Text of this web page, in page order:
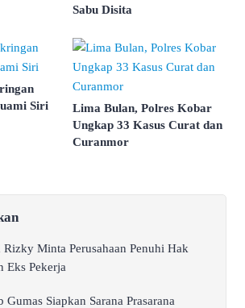
Sabu Disita
Siri
Lima Bulan, Polres Kobar
Ungkap 33 Kasus Curat dan
Curanmor
Rizky Minta Perusahaan Penuhi Hak
Eks Pekerja
Gumas Siapkan Sarana Prasarana